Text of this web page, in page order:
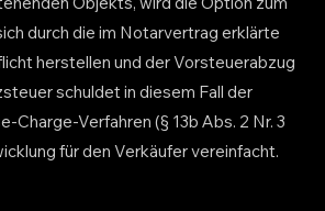
durch die im Notarvertrag erklärte
herstellen und der Vorsteuerabzug
schuldet in diesem Fall der
Charge-Verfahren (§ 13b Abs. 2 Nr. 3
für den Verkäufer vereinfacht.